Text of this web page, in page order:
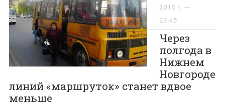
2016 г. —
23:45
Через
полгода в
Нижнем
Новгороде
линий «маршруток» станет вдвое
меньше